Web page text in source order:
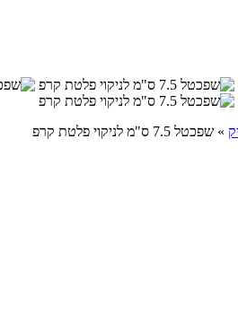
» שפכטל 7.5 ס"מ לניקוי פלטת קרפ